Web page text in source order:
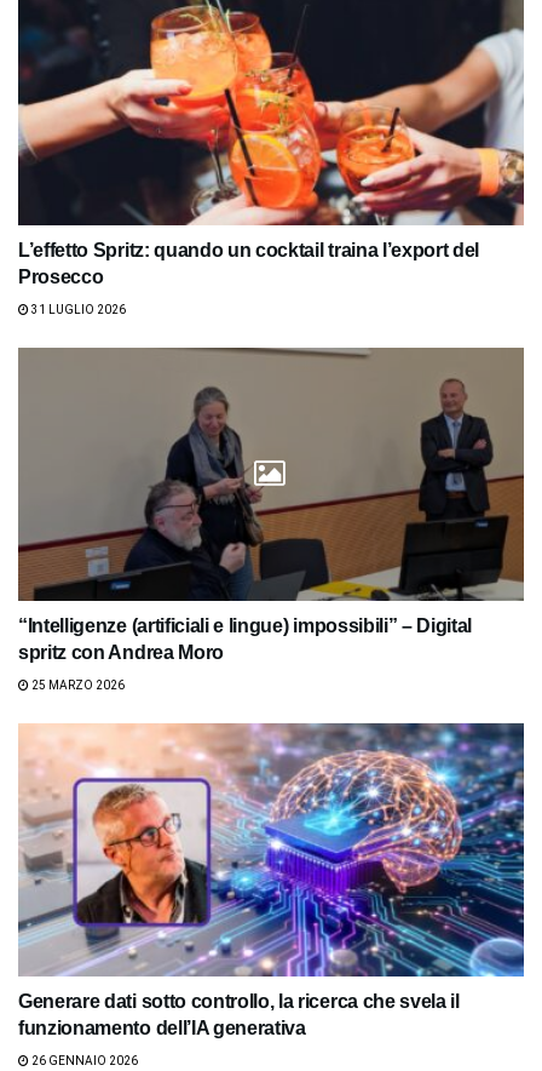
L’effetto Spritz: quando un cocktail traina l’export del
Prosecco
31 LUGLIO 2026
“Intelligenze (artificiali e lingue) impossibili” – Digital
spritz con Andrea Moro
25 MARZO 2026
Generare dati sotto controllo, la ricerca che svela il
funzionamento dell’IA generativa
26 GENNAIO 2026